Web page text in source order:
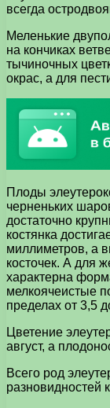
всегда
Меленькие
на кончиках
тычиночных
окрас, а для
Плоды
черненьких
достаточно
костянка
миллиметров, а
косточек. А для
характерна
мелкоячеистые
пределах от 3,5
Цветение
август, а
Всего род
разновидностей